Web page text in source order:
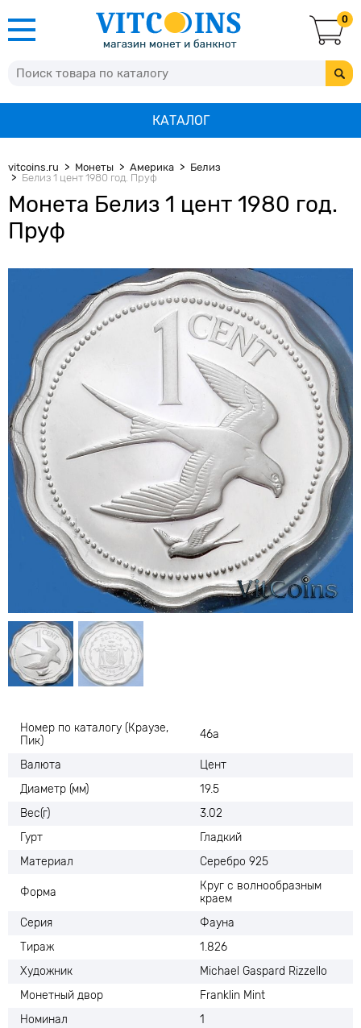
0
КАТАЛОГ
vitcoins.ru Монеты Америка
Белиз
Белиз 1 цент 1980 год. Пруф
Монета Белиз 1 цент 1980 год.
Пруф
Номер по каталогу (Краузе,
Пик)
46а
Валюта
Цент
Диаметр (мм)
19.5
Вес(г)
3.02
Гурт
Гладкий
Материал
Серебро 925
Форма
Круг с волнообразным
краем
Серия
Фауна
Тираж
1.826
Художник
Michael Gaspard Rizzello
Монетный двор
Franklin Mint
Номинал
1